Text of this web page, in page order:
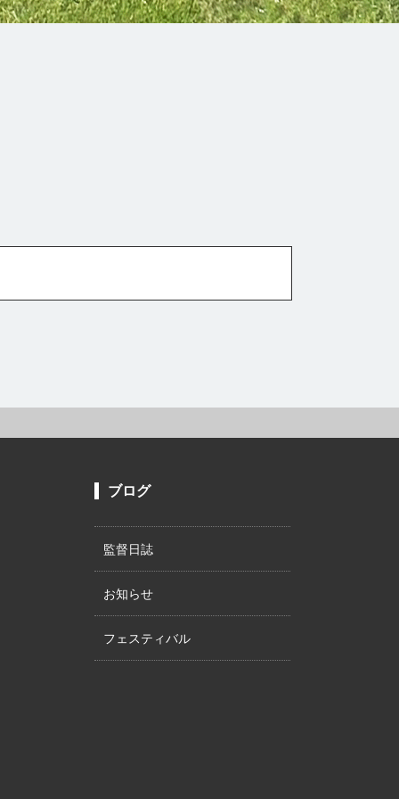
ブログ
監督日誌
お知らせ
フェスティバル